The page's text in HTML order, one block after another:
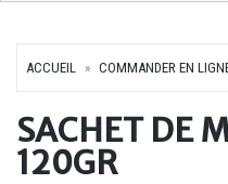
ACCUEIL COMMANDER EN
SACHET DE
120GR